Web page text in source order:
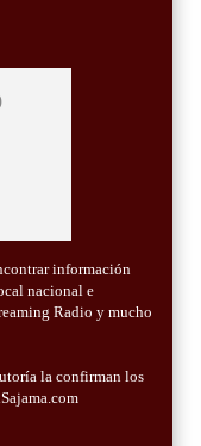
información
nacional e
Radio y mucho
la confirman los